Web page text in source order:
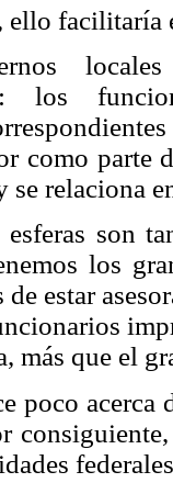
facilitaría
los
como parte
se relaciona
son
los
de estar
más que el
poco acerca